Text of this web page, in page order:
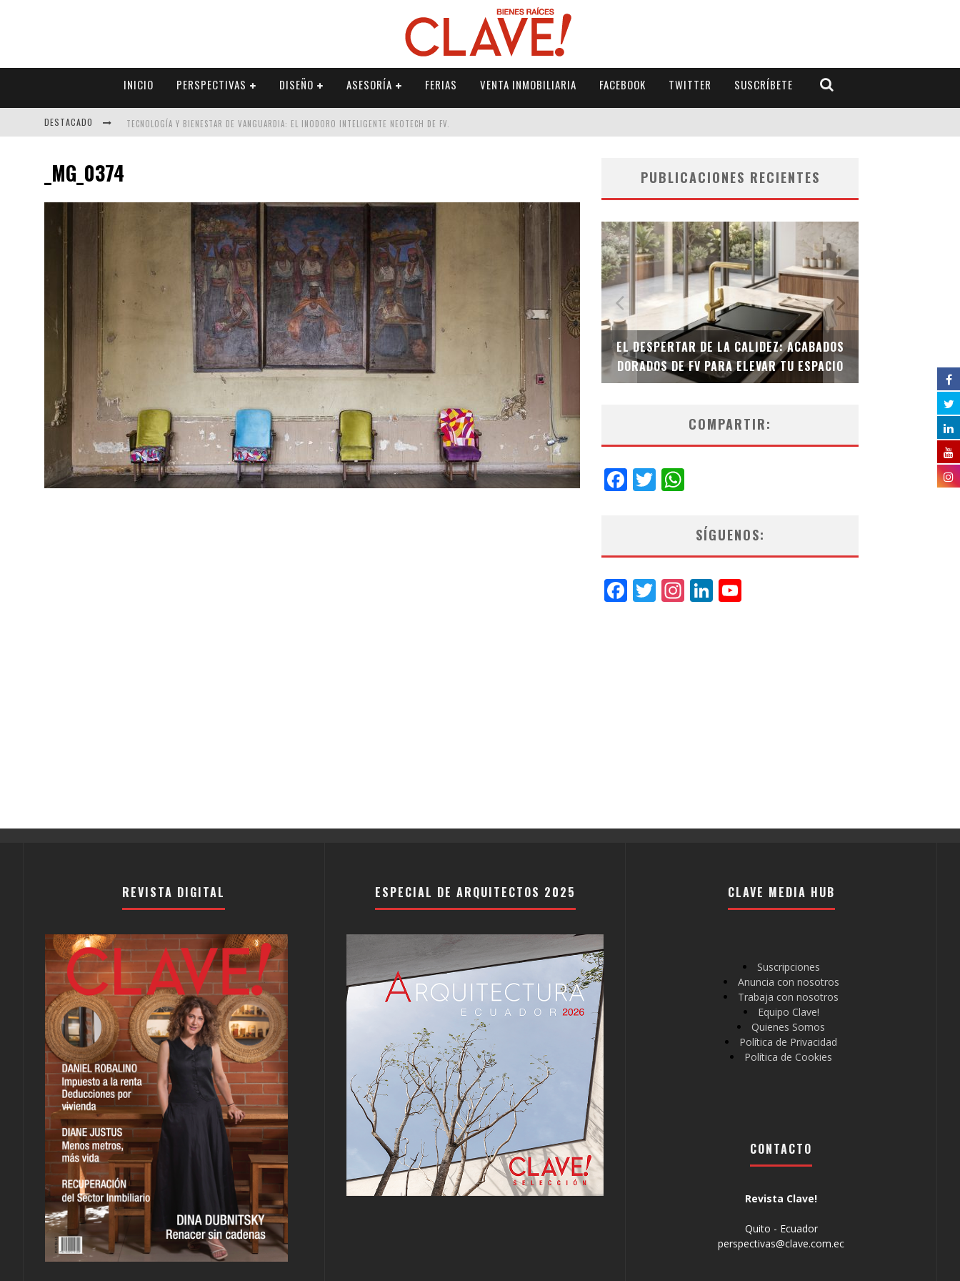
INICIO PERSPECTIVAS DISEÑO ASESORÍA FERIAS VENTA INMOBILIARIA FACEBOOK TWITTER SUSCRÍBETE
DESTACADO TECNOLOGÍA Y BIENESTAR DE VANGUARDIA: EL INODORO INTELIGENTE NEOTECH DE FV.
EL DESPERTAR DE LA CALIDEZ: ACABADOS DORADOS DE FV PARA ELEVAR TU ESPACIO
_MG_0374 PUBLICACIONES RECIENTES
SAINT-GOBAIN IMPTEK – XI CONVENCIÓN
INTERNACIONAL
EL DESPERTAR DE LA CALIDEZ: ACABADOS
DORADOS DE FV PARA ELEVAR TU ESPACIO
EL INODORO
COMPARTIR:
Facebook
Twitter
SÍGUENOS:
Facebook
Twitter
Instagram
LinkedIn
REVISTA DIGITAL ESPECIAL DE ARQUITECTOS 2025 CLAVE MEDIA HUB
Suscripciones
Anuncia con nosotros
Trabaja con nosotros
Equipo Clave!
Quienes Somos
Política de Privacidad
Política de Cookies
CONTACTO
Revista Clave!
Quito - Ecuador
perspectivas@clave.com.ec